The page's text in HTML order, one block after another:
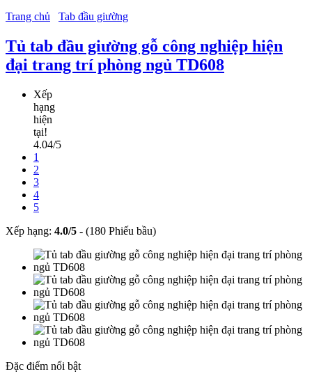
Trang chủ
Tab đầu giường
Tủ tab đầu giường gỗ công nghiệp hiện
đại trang trí phòng ngủ TD608
Xếp
hạng
hiện
tại!
4.04/5
1
2
3
4
5
Xếp hạng: 4.0/5 - (180 Phiếu bầu)
Đặc điểm nổi bật